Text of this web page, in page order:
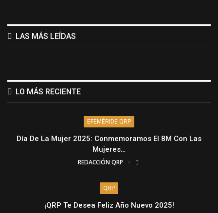
LAS MÁS LEÍDAS
LO MÁS RECIENTE
EFEMÉRIDE QRP
Día De La Mujer 2025: Conmemoramos El 8M Con Las
Mujeres…
REDACCIÓN QRP
QRP
¡QRP Te Desea Feliz Año Nuevo 2025!